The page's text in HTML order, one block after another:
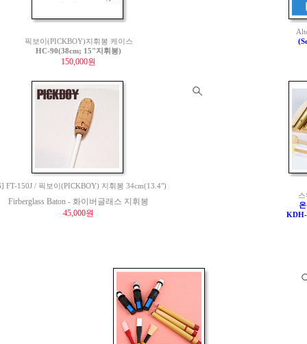
픽보이(PICKBOY)지휘봉 케이스
HC-90(38cm; 15"지휘봉)
150,000원
FT-150J / 픽보이(PICKBOY) 지휘봉 34cm(13.4")
Firberglass Baton - 화이버글래스 지휘봉
45,000원
KDH-